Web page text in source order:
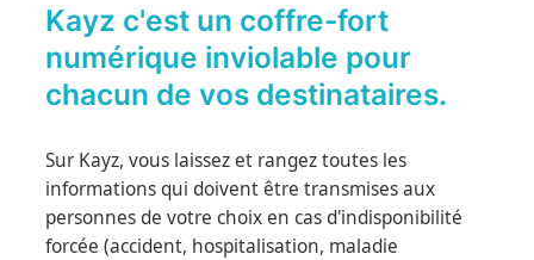
Kayz c'est un coffre-fort
numérique inviolable pour
chacun de vos destinataires.
Sur Kayz, vous laissez et rangez toutes les
informations qui doivent être transmises aux
personnes de votre choix en cas d'indisponibilité
forcée (accident, hospitalisation, maladie